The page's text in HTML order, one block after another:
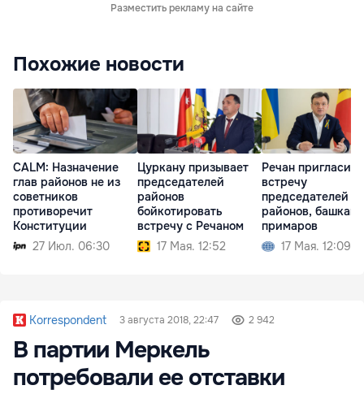
Разместить рекламу на сайте
Похожие новости
CALM: Назначение
глав районов не из
советников
противоречит
Конституции
27 Июл. 06:30
Цуркану призывает
председателей
районов
бойкотировать
встречу с Речаном
17 Мая. 12:52
Речан пригласил
встречу
председателей
районов,
примаров
17 Мая. 12:09
Korrespondent 3 августа 2018, 22:47 2 942
В партии Меркель
потребовали ее отставки